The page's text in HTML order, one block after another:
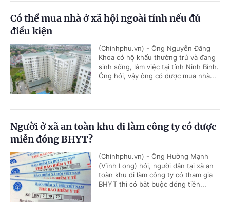
Có thể mua nhà ở xã hội ngoài tỉnh nếu đủ
điều kiện
(Chinhphu.vn) - Ông Nguyễn Đăng
Khoa có hộ khẩu thường trú và đang
sinh sống, làm việc tại tỉnh Ninh Bình.
Ông hỏi, vậy ông có được mua nhà...
Người ở xã an toàn khu đi làm công ty có được
miễn đóng BHYT?
(Chinhphu.vn) - Ông Hường Mạnh
(Vĩnh Long) hỏi, người dân tại xã an
toàn khu đi làm công ty có tham gia
BHYT thì có bắt buộc đóng tiền...